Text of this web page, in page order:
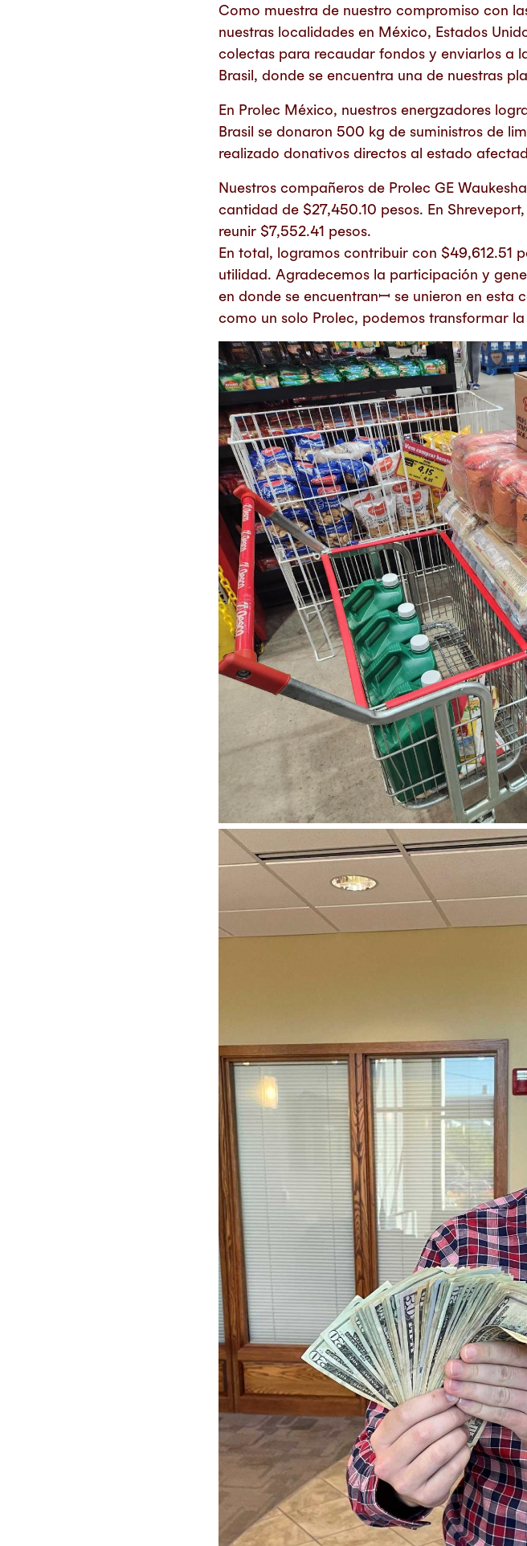
Como muestra de nuestro compromiso con
nuestras localidades en México, Estados
colectas para recaudar fondos y enviarlos a
Brasil, donde se encuentra una de nuestras
En Prolec México, nuestros energzadores
Brasil se donaron 500 kg de suministros de
realizado donativos directos al estado
Nuestros compañeros de Prolec GE
cantidad de $27,450.10 pesos. En
reunir $7,552.41 pesos.
En total, logramos contribuir con $49,612.51
utilidad. Agradecemos la participación y
en donde se encuentranꟷ se unieron en esta
como un solo Prolec, podemos transformar